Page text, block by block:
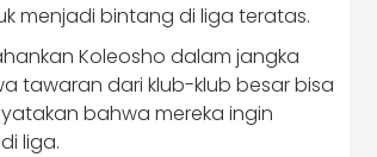
menjadi bintang di liga teratas.
Koleosho dalam jangka
tawaran dari klub-klub besar bisa
bahwa mereka ingin
liga.